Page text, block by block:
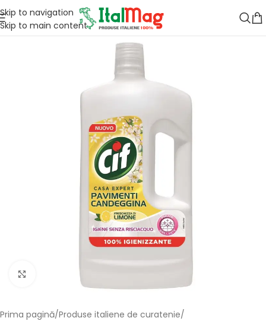
Skip to navigation
Skip to main content
Faceți click pentru a mări
Prima pagină/Produse italiene de curatenie/